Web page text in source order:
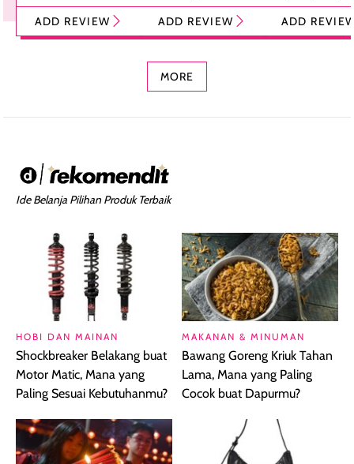
Tint Stick,
Foundation dan
ADD REVIEW
Pelembap Bibir
dengan Aroma
ADD REVIEW
Cream Glossy
Ringan
ADD
MORE
Ide Belanja Pilihan Produk Terbaik
HOBI DAN MAINAN
Shockbreaker Belakang buat
Motor Matic, Mana yang
Paling Sesuai Kebutuhanmu?
MAKANAN & MINUMAN
Bawang Goreng Kriuk Tahan
Lama, Mana yang Paling
Cocok buat Dapurmu?